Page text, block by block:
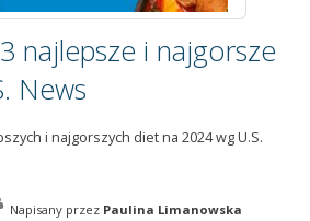
najlepsze i najgorsze
News
i najgorszych diet na 2024 wg U.S.
Napisany przez Paulina Limanowska